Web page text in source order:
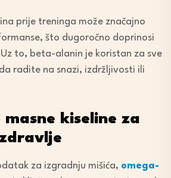
prije treninga može značajno
što dugoročno doprinosi
to, beta-alanin je koristan za sve
radite na snazi, izdržljivosti ili
masne kiseline za
za izgradnju mišića, omega-